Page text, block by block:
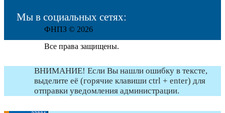
Мы в социальных сетях:
ФНПЗ © 2026
Все права защищены.
ВНИМАНИЕ! Если Вы нашли ошибку в тексте,
выделите её (горячие клавиши ctrl + enter) для
отправки уведомления администрации.